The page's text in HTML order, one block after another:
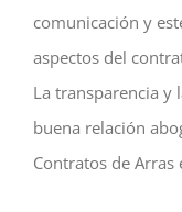
comunicación y
aspectos del
La transparencia y
buena relación
Contratos de Arras